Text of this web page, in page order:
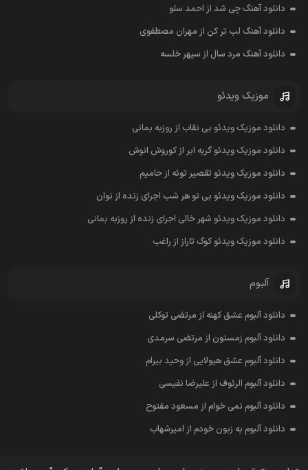
دانلود آهنگ چی شد از احمد سلو
دانلود آهنگ لب تر کن از مهران مصطفوی
دانلود آهنگ مرد سال از سپهر خلسه
موزیک ویدئو
دانلود موزیک ویدئو بی نقاب از روزبه بمانی
دانلود موزیک ویدئو گریه ابر از کوروش انوش
دانلود موزیک ویدئو تقصیر توئه از حامیم
دانلود موزیک ویدئو بی تو هر شب اجرای زنده از نوان
دانلود موزیک ویدئو شهر خالی اجرای زنده از روزبه بمانی
دانلود موزیک ویدئو کوگ تاراز از راغب
آلبوم
دانلود آلبوم عشق کهنه از مرتضی توکلی
دانلود آلبوم زمستون از مرتضی سرمدی
دانلود آلبوم عشق هیولایی از وحید بیرام
دانلود آلبوم الرئوف از علیرضا نفیسی
دانلود آلبوم نمی خوام از مسعود مفتوح
دانلود آلبوم به زبون خودم از امیرشهاب